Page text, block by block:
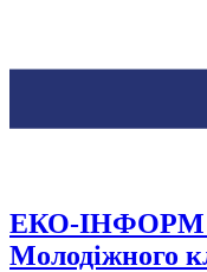
ЕКО-ІНФОРМ у
Молодіжного